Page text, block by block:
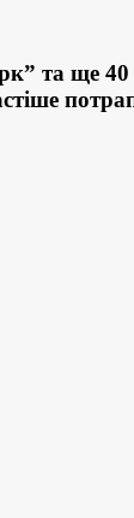
та ще 40